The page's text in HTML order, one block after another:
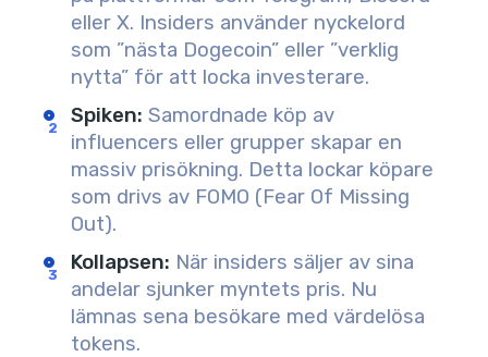
eller X. Insiders använder nyckelord
som ”nästa Dogecoin” eller ”verklig
nytta” för att locka investerare.
Spiken: Samordnade köp av
influencers eller grupper skapar en
massiv prisökning. Detta lockar köpare
som drivs av FOMO (Fear Of Missing
Out).
Kollapsen: När insiders säljer av sina
andelar sjunker myntets pris. Nu
lämnas sena besökare med värdelösa
tokens.